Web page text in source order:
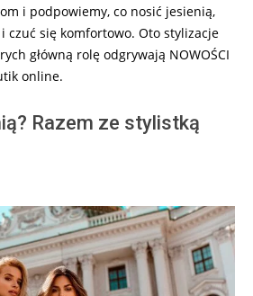
i podpowiemy, co nosić jesienią,
czuć się komfortowo. Oto stylizacje
główną rolę odgrywają NOWOŚCI
online.
Razem ze stylistką